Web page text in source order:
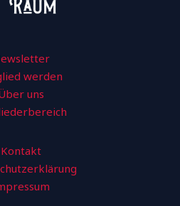
werden
uns
Kontakt